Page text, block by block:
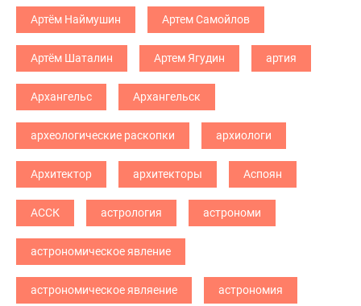
Артём Наймушин Артем Самойлов
Артём Шаталин Артем Ягудин артия
Архангельс Архангельск
археологические раскопки архиологи
Архитектор архитекторы Аспоян
АССК астрология астрономи
астрономическое явление
астрономическое являение астрономия